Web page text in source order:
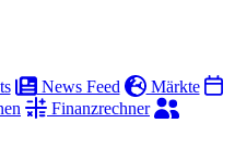
News Feed
Märkte
Finanzrechner